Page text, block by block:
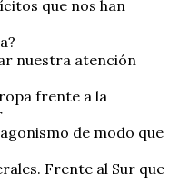
que nos han
nuestra atención
frente a la
de modo que
Frente al Sur que